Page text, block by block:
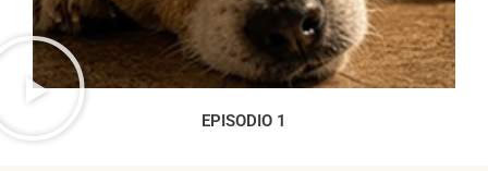
EPISODIO 1